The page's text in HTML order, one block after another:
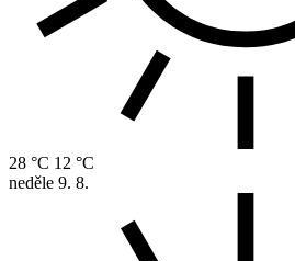
28 °C 12 °C
neděle 9. 8.